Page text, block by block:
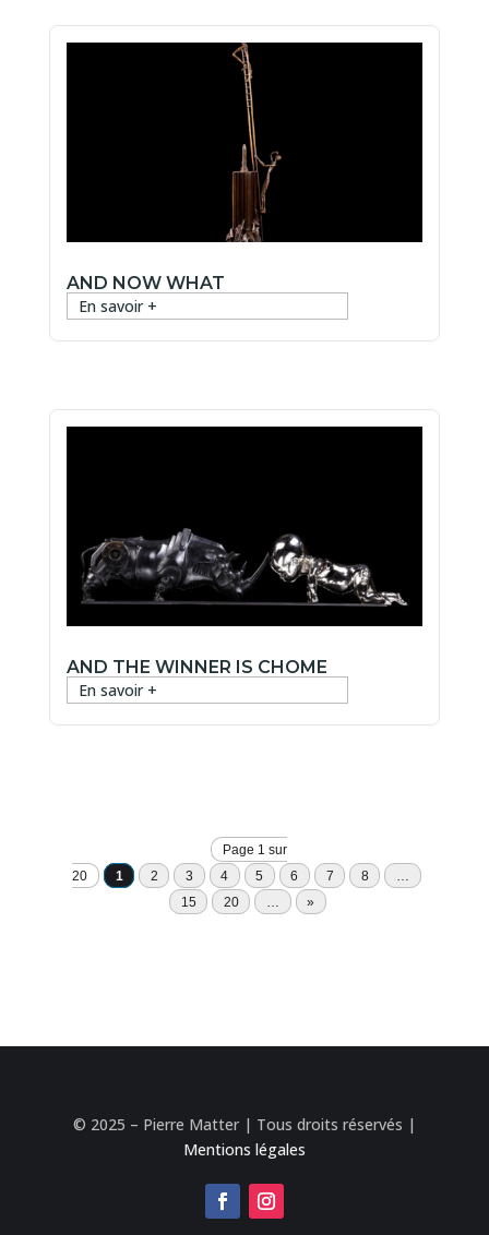
AND NOW WHAT
En savoir +
AND THE WINNER IS CHOME
En savoir +
Page 1 sur
20
1 2 3 4 5 6 7 8
15
20 »
© 2025 – Pierre Matter | Tous droits réservés |
Mentions légales